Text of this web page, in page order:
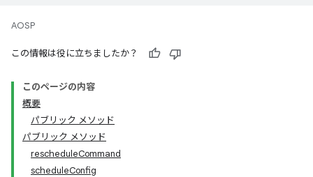
AOSP
この情報は役に立ちましたか？
このページの内容
概要
パブリック メソッド
パブリック メソッド
rescheduleCommand
scheduleConfig